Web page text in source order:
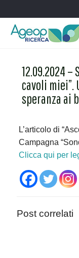
12.09.2024 –
cavoli miei”.
speranza ai
L’articolo di
Campagna
Clicca qui per
Post correlati